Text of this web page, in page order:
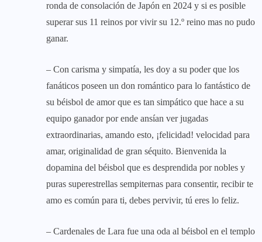
ronda de consolación de Japón en 2024 y si es posible
superar sus 11 reinos por vivir su 12.º reino mas no pudo
ganar.
– Con carisma y simpatía, les doy a su poder que los
fanáticos poseen un don romántico para lo fantástico de
su béisbol de amor que es tan simpático que hace a su
equipo ganador por ende ansían ver jugadas
extraordinarias, amando esto, ¡felicidad! velocidad para
amar, originalidad de gran séquito. Bienvenida la
dopamina del béisbol que es desprendida por nobles y
puras superestrellas sempiternas para consentir, recibir te
amo es común para ti, debes pervivir, tú eres lo feliz.
– Cardenales de Lara fue una oda al béisbol en el templo